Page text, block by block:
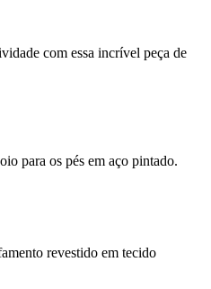
com essa incrível peça de
para os pés em aço pintado.
revestido em tecido